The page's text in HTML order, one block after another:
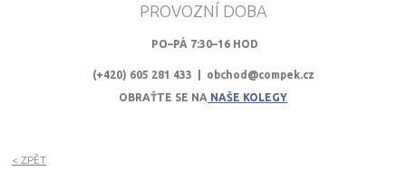
PROVOZNÍ DOBA
PO–PÁ 7:30–16 HOD
(+420) 605 281 433 | obchod@compek.cz
OBRAŤTE SE NA NAŠE KOLEGY
< ZPĚT